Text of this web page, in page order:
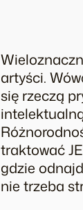
artyści.
się rzeczą
traktować
gdzie
nie trzeba